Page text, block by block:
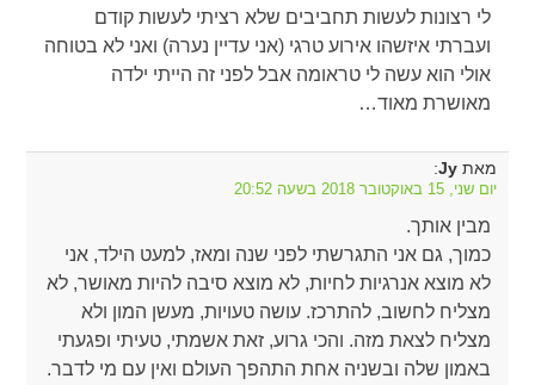
לי רצונות לעשות תחביבים שלא רציתי לעשות קודם
ועברתי איזשהו אירוע טרגי (אני עדיין נערה) ואני לא בטוחה
אולי הוא עשה לי טראומה אבל לפני זה הייתי ילדה
מאושרת מאוד…
מאתJy
:
יום שני, 15 באוקטובר 2018 בשעה 20:52
מבין אותך.
כמוך, גם אני התגרשתי לפני שנה ומאז, למעט הילד, אני
לא מוצא אנרגיות לחיות, לא מוצא סיבה להיות מאושר, לא
מצליח לחשוב, להתרכז. עושה טעויות, מעשן המון ולא
מצליח לצאת מזה. והכי גרוע, זאת אשמתי, טעיתי ופגעתי
באמון שלה ובשניה אחת התהפך העולם ואין עם מי לדבר.